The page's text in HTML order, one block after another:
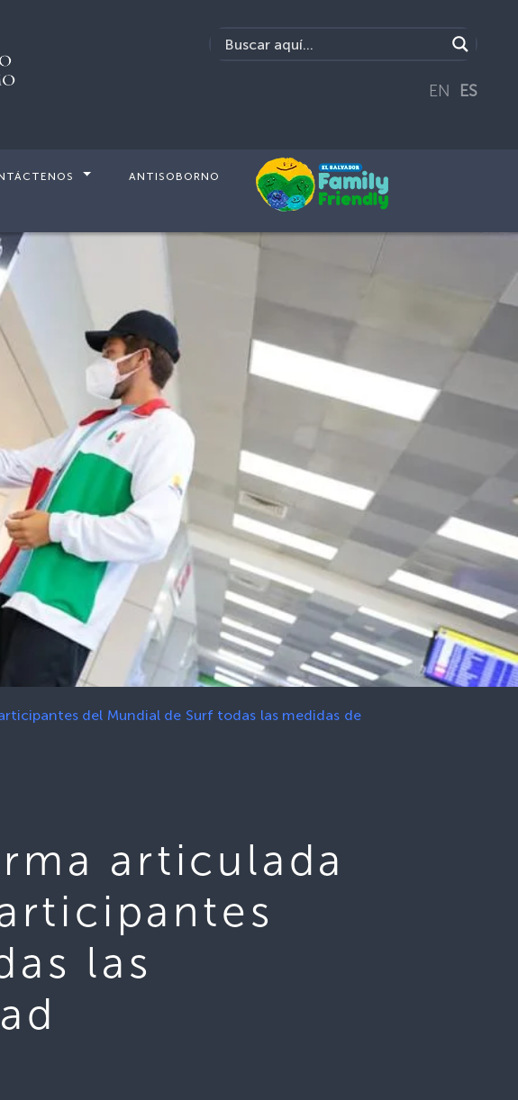
EN ES
ANTISOBORNO
del Mundial de Surf todas las medidas de
articulada
las